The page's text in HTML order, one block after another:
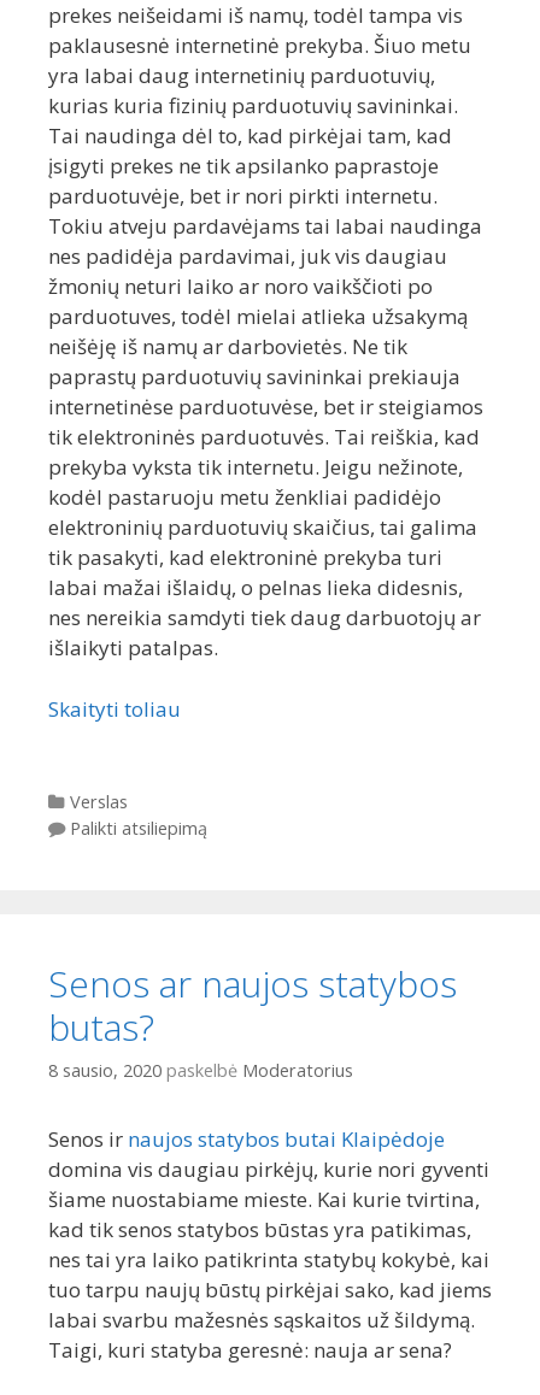
prekes neišeidami iš namų, todėl tampa vis
paklausesnė internetinė prekyba. Šiuo metu
yra labai daug internetinių parduotuvių,
kurias kuria fizinių parduotuvių savininkai.
Tai naudinga dėl to, kad pirkėjai tam, kad
įsigyti prekes ne tik apsilanko paprastoje
parduotuvėje, bet ir nori pirkti internetu.
Tokiu atveju pardavėjams tai labai naudinga
nes padidėja pardavimai, juk vis daugiau
žmonių neturi laiko ar noro vaikščioti po
parduotuves, todėl mielai atlieka užsakymą
neišėję iš namų ar darbovietės. Ne tik
paprastų parduotuvių savininkai prekiauja
internetinėse parduotuvėse, bet ir steigiamos
tik elektroninės parduotuvės. Tai reiškia, kad
prekyba vyksta tik internetu. Jeigu nežinote,
kodėl pastaruoju metu ženkliai padidėjo
elektroninių parduotuvių skaičius, tai galima
tik pasakyti, kad elektroninė prekyba turi
labai mažai išlaidų, o pelnas lieka didesnis,
nes nereikia samdyti tiek daug darbuotojų ar
išlaikyti patalpas.
Skaityti toliau
Kategorijos
Verslas
Palikti atsiliepimą
Senos ar naujos statybos
butas?
8 sausio, 2020 paskelbė Moderatorius
Senos ir naujos statybos butai Klaipėdoje
domina vis daugiau pirkėjų, kurie nori gyventi
šiame nuostabiame mieste. Kai kurie tvirtina,
kad tik senos statybos būstas yra patikimas,
nes tai yra laiko patikrinta statybų kokybė, kai
tuo tarpu naujų būstų pirkėjai sako, kad jiems
labai svarbu mažesnės sąskaitos už šildymą.
Taigi, kuri statyba geresnė: nauja ar sena?